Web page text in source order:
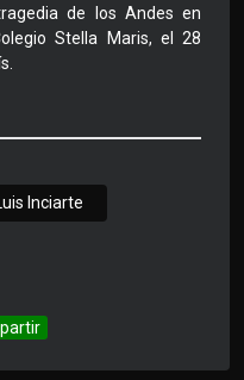
de los Andes en
Stella Maris, el 28
Inciarte